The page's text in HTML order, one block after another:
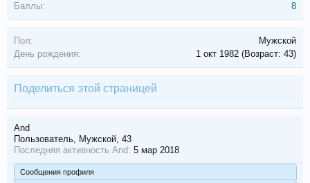
Баллы:
8
Пол:
Мужской
День рождения:
1 окт 1982 (Возраст: 43)
Поделиться этой страницей
And
Пользователь, Мужской, 43
Последняя активность And: 5 мар 2018
Сообщения профиля